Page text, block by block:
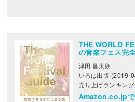
THE WORLD
の音楽フェス完
津田 昌太朗
いろは出版 (2019-
売り上げランキン
Amazon.co.jpで